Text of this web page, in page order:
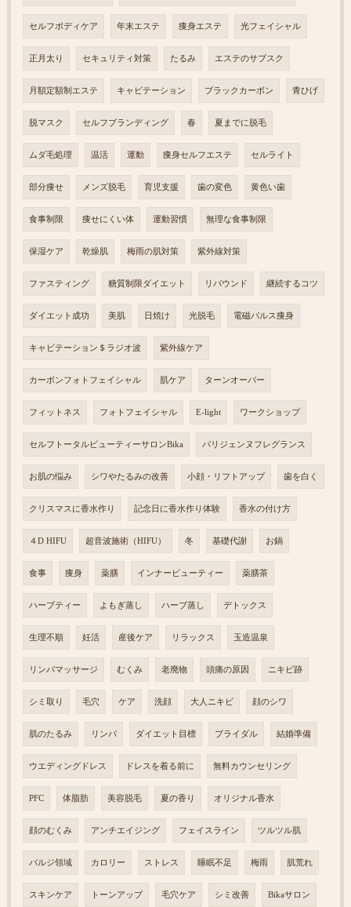
セルフボディケア 年末エステ 痩身エステ 光フェイシャル
正月太り セキュリティ対策 たるみ エステのサブスク
月額定額制エステ キャビテーション ブラックカーボン 青ひげ
脱マスク セルフブランディング 春 夏までに脱毛
ムダ毛処理 温活 運動 痩身セルフエステ セルライト
部分痩せ メンズ脱毛 育児支援 歯の変色 黄色い歯
食事制限 痩せにくい体 運動習慣 無理な食事制限
保湿ケア 乾燥肌 梅雨の肌対策 紫外線対策
ファスティング 糖質制限ダイエット リバウンド 継続するコツ
ダイエット成功 美肌 日焼け 光脱毛 電磁パルス痩身
キャビテーション＄ラジオ波 紫外線ケア
カーボンフォトフェイシャル 肌ケア ターンオーバー
フィットネス フォトフェイシャル E-light ワークショップ
セルフトータルビューティーサロンBika パリジェンヌフレグランス
お肌の悩み シワやたるみの改善 小顔・リフトアップ 歯を白く
クリスマスに香水作り 記念日に香水作り体験 香水の付け方
４D HIFU 超音波施術（HIFU） 冬 基礎代謝 お鍋
食事 痩身 薬膳 インナービューティー 薬膳茶
ハーブティー よもぎ蒸し ハーブ蒸し デトックス
生理不順 妊活 産後ケア リラックス 玉造温泉
リンパマッサージ むくみ 老廃物 頭痛の原因 ニキビ跡
シミ取り 毛穴 ケア 洗顔 大人ニキビ 顔のシワ
肌のたるみ リンパ ダイエット目標 ブライダル 結婚準備
ウエディングドレス ドレスを着る前に 無料カウンセリング
PFC 体脂肪 美容脱毛 夏の香り オリジナル香水
顔のむくみ アンチエイジング フェイスライン ツルツル肌
バルジ領域 カロリー ストレス 睡眠不足 梅雨 肌荒れ
スキンケア トーンアップ 毛穴ケア シミ改善 Bikaサロン